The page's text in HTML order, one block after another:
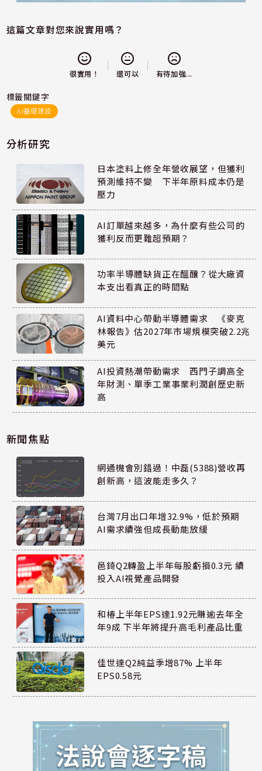
這篇文章對您來說實用嗎？
很實用！ 還可以 有待加強...
標籤關鍵字
AI基礎建設
分析研究
日本塗料上修全年營收展望，但獲利
預測維持不變 下半年原料成本仍是
壓力
AI訂單越來越多，為什麼有些公司的
獲利反而更難超預期？
功率半導體缺貨正在醞釀？從大廠資
本支出看真正的時間點
AI資料中心帶動半導體需求 《麥克
林報告》估2027年市場規模突破2.2兆
美元
AI投資熱潮帶動需求 西門子調高全
年財測、單季工業事業利潤創歷史新
高
新聞焦點
網通機會別錯過！中磊(5388)營收再
創新高，這波能走多久？
台灣7月出口年增32.9%，低於預期
AI需求續強但成長動能放緩
邑錡Q2轉盈上半年每股虧損0.3元 續
投入AI視覺產品開發
和椿上半年EPS達1.92元賺逾去年全
年9成 下半年將提升高毛利產品比重
佳世達Q2純益季增87% 上半年
EPS0.58元